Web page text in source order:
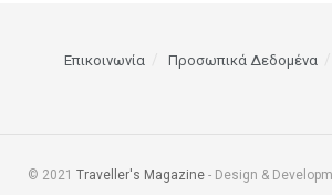
Επικοινωνία Προσωπικά Δεδομένα
© 2021 Traveller's Magazine- Design &